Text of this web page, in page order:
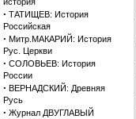
· ТАТИЩЕВ: История
Российская
· Митр.МАКАРИЙ: История
Рус. Церкви
· СОЛОВЬЕВ: История
России
· ВЕРНАДСКИЙ: Древняя
Русь
· Журнал ДВУГЛАВЫЙ